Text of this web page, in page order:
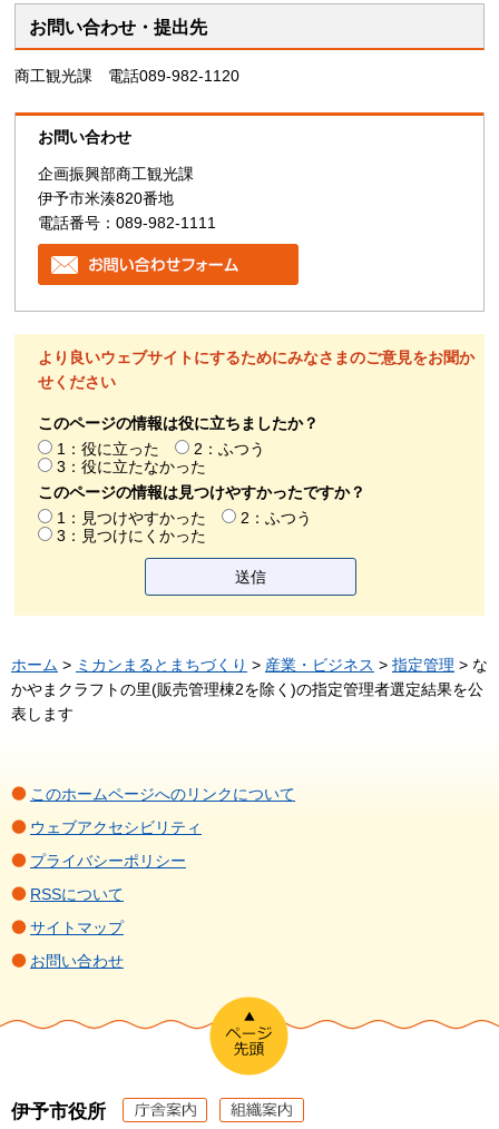
お問い合わせ・提出先
商工観光課 電話089-982-1120
お問い合わせ
企画振興部商工観光課
伊予市米湊820番地
電話番号：089-982-1111
より良いウェブサイトにするためにみなさまのご意見をお聞か
せください
このページの情報は役に立ちましたか？
1：役に立った
2：ふつう
3：役に立たなかった
このページの情報は見つけやすかったですか？
1：見つけやすかった
2：ふつう
3：見つけにくかった
ホーム > ミカンまるとまちづくり > 産業・ビジネス > 指定管理 > な
かやまクラフトの里(販売管理棟2を除く)の指定管理者選定結果を公
表します
このホームページへのリンクについて
ウェブアクセシビリティ
プライバシーポリシー
RSSについて
サイトマップ
お問い合わせ
伊予市役所